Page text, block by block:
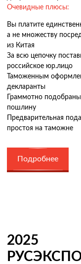
Очевидные плюсы:
Вы платите
а не множеству
из Китая
За всю цепочку
российское юр.лицо
Таможенным
декларанты
Граммотно
пошлину
Предварительная
простоя на таможне
Подробнее
2025